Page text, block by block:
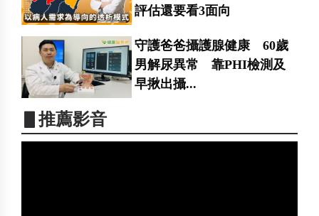
評估還要看3面向
守護爸爸攝護腺健康 60歲
男解尿異常 靠PHI檢測及
早揪出攝...
▋推薦影音